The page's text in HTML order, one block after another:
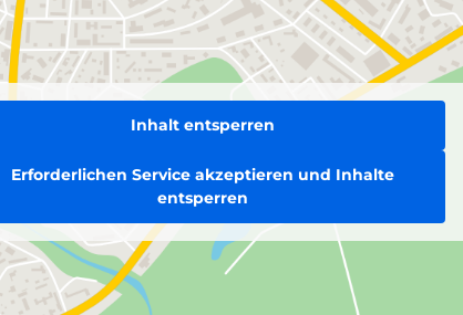
Inhalt entsperren
Erforderlichen Service akzeptieren und Inhalte
entsperren